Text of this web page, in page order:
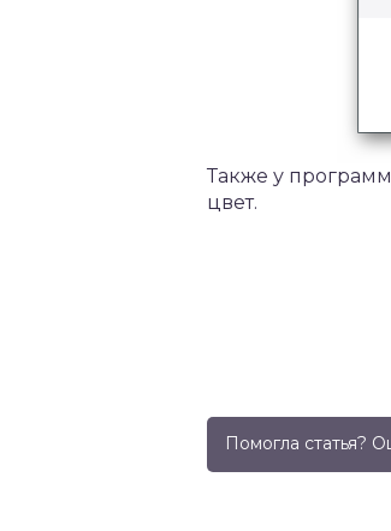
Также у
цвет.
Помогла статья?